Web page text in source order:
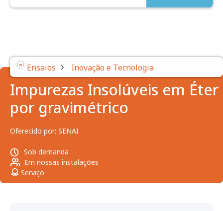
Ensaios › Inovação e Tecnologia
Impurezas Insolúveis em Éter
por gravimétrico
Oferecido por: SENAI
Sob demanda
Em nossas instalações
Serviço